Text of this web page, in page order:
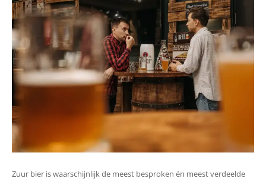
Zuur bier is waarschijnlijk de meest besproken én meest verdeelde